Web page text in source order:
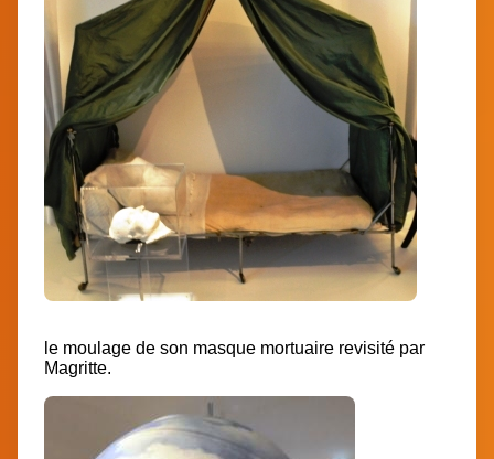
le moulage de son masque mortuaire revisité par
Magritte.